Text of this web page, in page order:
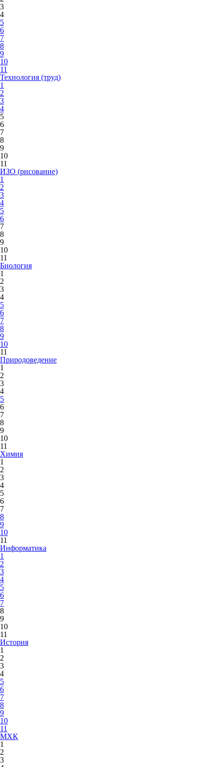
3
4
5
6
7
8
9
10
11
Технология (труд)
1
2
3
4
5
6
7
8
9
10
11
ИЗО (рисование)
1
2
3
4
5
6
7
8
9
10
11
Биология
1
2
3
4
5
6
7
8
9
10
11
Природоведение
1
2
3
4
5
6
7
8
9
10
11
Химия
1
2
3
4
5
6
7
8
9
10
11
Информатика
1
2
3
4
5
6
7
8
9
10
11
История
1
2
3
4
5
6
7
8
9
10
11
МХК
1
2
3